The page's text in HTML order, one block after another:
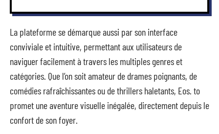
La plateforme se démarque aussi par son interface
conviviale et intuitive, permettant aux utilisateurs de
naviguer facilement à travers les multiples genres et
catégories. Que l’on soit amateur de drames poignants, de
comédies rafraîchissantes ou de thrillers haletants, Eos. to
promet une aventure visuelle inégalée, directement depuis le
confort de son foyer.